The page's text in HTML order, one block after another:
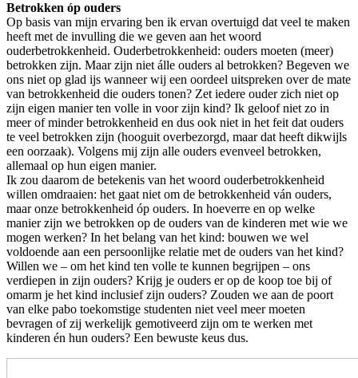
Betrokken óp ouders
Op basis van mijn ervaring ben ik ervan overtuigd dat veel te maken
heeft met de invulling die we geven aan het woord
ouderbetrokkenheid. Ouderbetrokkenheid: ouders moeten (meer)
betrokken zijn. Maar zijn niet álle ouders al betrokken? Begeven we
ons niet op glad ijs wanneer wij een oordeel uitspreken over de mate
van betrokkenheid die ouders tonen? Zet iedere ouder zich niet op
zijn eigen manier ten volle in voor zijn kind? Ik geloof niet zo in
meer of minder betrokkenheid en dus ook niet in het feit dat ouders
te veel betrokken zijn (hooguit overbezorgd, maar dat heeft dikwijls
een oorzaak). Volgens mij zijn alle ouders evenveel betrokken,
allemaal op hun eigen manier.
Ik zou daarom de betekenis van het woord ouderbetrokkenheid
willen omdraaien: het gaat niet om de betrokkenheid ván ouders,
maar onze betrokkenheid óp ouders. In hoeverre en op welke
manier zijn we betrokken op de ouders van de kinderen met wie we
mogen werken? In het belang van het kind: bouwen we wel
voldoende aan een persoonlijke relatie met de ouders van het kind?
Willen we – om het kind ten volle te kunnen begrijpen – ons
verdiepen in zijn ouders? Krijg je ouders er op de koop toe bij of
omarm je het kind inclusief zijn ouders? Zouden we aan de poort
van elke pabo toekomstige studenten niet veel meer moeten
bevragen of zij werkelijk gemotiveerd zijn om te werken met
kinderen én hun ouders? Een bewuste keus dus.